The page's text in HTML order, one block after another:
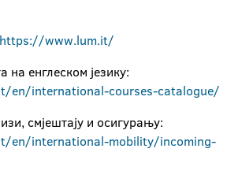
https://www.lum.it/
на енглеском језику:
en/international-courses-catalogue/
смјештају и осигурању:
en/international-mobility/incoming-